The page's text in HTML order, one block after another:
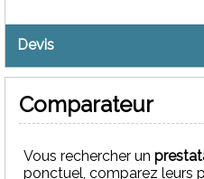
Devis
Comparateur
Vous rechercher un
ponctuel, comparez leurs